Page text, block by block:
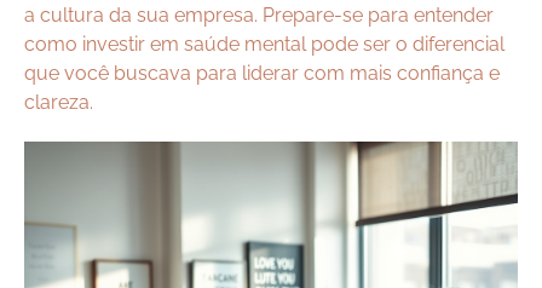
a cultura da sua empresa. Prepare-se para entender
como investir em saúde mental pode ser o diferencial
que você buscava para liderar com mais confiança e
clareza.